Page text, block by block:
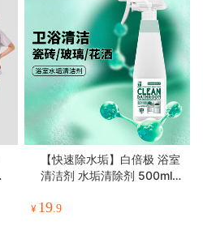
【快速除水垢】白倍极 浴室
清洁剂 水垢清除剂 500ml/
水渍 ，无需刷洗，无需等
¥ 19.9